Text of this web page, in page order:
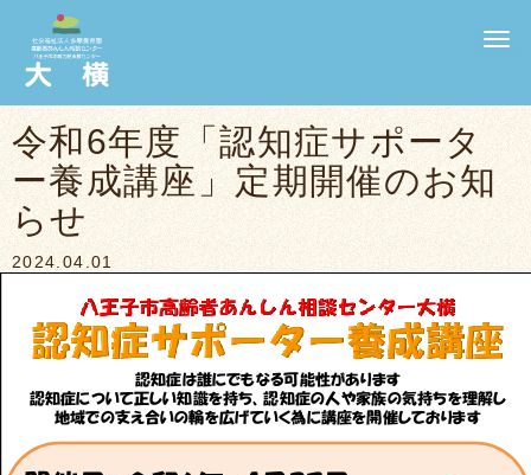
N
令和6年度「認知症サポータ
ー養成講座」定期開催のお知
らせ
2024.04.01